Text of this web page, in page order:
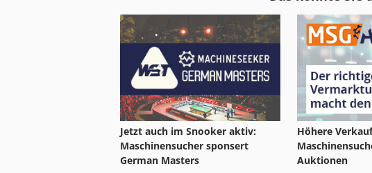
Idx 23
Mvh 5 1 4 B
Jetzt auch im Snooker aktiv:
Maschinensucher sponsert
German Masters
Höhere
Auktionen